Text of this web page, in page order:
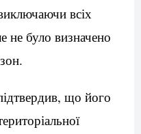
всіх
не було визначено
що його